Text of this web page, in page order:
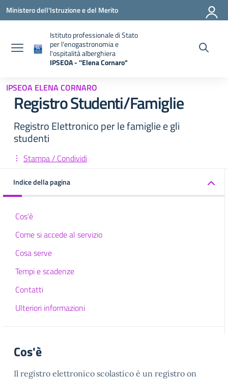
Vai ai contenuti
Vai al menu di navigazione
Vai al footer
Ministero dell'Istruzione e del Merito
Istituto professionale di Stato
per l'enogastronomia e
l'ospitalità alberghiera
IPSEOA - ''Elena Cornaro"
IPSEOA ELENA CORNARO
Registro Studenti/Famiglie
Registro Elettronico per le famiglie e gli
studenti
Stampa / Condividi
Indice della pagina
Cos'è
Come si accede al servizio
Cosa serve
Tempi e scadenze
Contatti
Ulteriori informazioni
Cos'è
Il registro elettronico scolastico è un registro on